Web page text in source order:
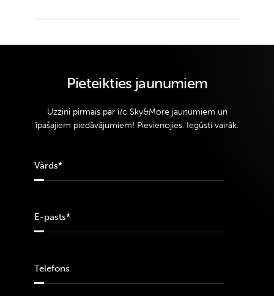
Pieteikties jaunumiem
Uzzini pirmais par i/c Sky&More jaunumiem un
īpašajiem piedāvājumiem! Pievienojies. Iegūsti vairāk.